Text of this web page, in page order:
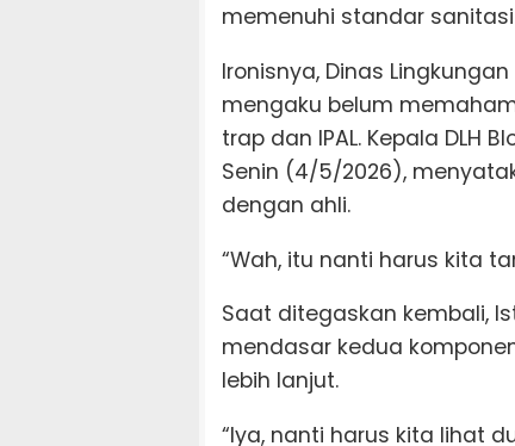
memenuhi standar
Ironisnya, Dinas
mengaku belum
trap dan IPAL. Kepala DLH
Senin (4/5/2026),
dengan ahli.
“Wah, itu nanti harus kita
Saat ditegaskan kembali,
mendasar kedua
lebih lanjut.
“Iya, nanti harus kita lihat